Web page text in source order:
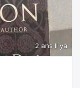
2 ans Il ya